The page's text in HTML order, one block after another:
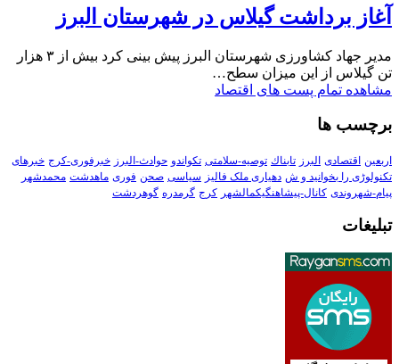
آغاز برداشت گیلاس در شهرستان البرز
مدیر جهاد کشاورزی شهرستان البرز پیش بینی کرد بیش از ۳ هزار
تن گیلاس از این میزان سطح…
مشاهده تمام پست های اقتصاد
برچسب ها
اربعین اقتصادی البرز تابناك توصیه-سلامتی تکواندو حوادث-البرز خبرفوری-کرج خبرهای
تکنولوڑی را بخوانید و ش دهیاری ملک فالیز سیاسی صحن فوری ماهدشت محمدشهر
پیام-شهروندی کانال-پیشاهنگیکمالشهر کرج گرمدره گوهردشت
تبلیغات